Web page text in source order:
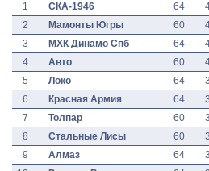
1
СКА-1946 64
2
Мамонты Югры 60
3
МХК Динамо Спб 64
4
Авто 60
5
Локо 64
6
Красная Армия 64
7
Толпар 60
8
Стальные Лисы 60
9
Алмаз 64